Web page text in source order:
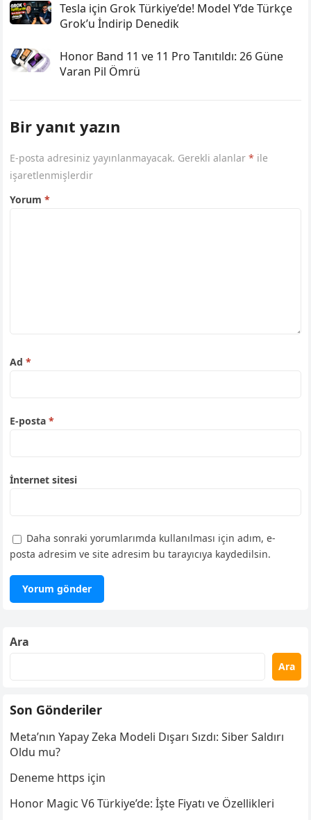
Tesla için Grok Türkiye’de! Model Y’de Türkçe
Grok’u İndirip Denedik
Honor Band 11 ve 11 Pro Tanıtıldı: 26 Güne
Varan Pil Ömrü
Bir yanıt yazın
E-posta adresiniz yayınlanmayacak. Gerekli alanlar* ile
işaretlenmişlerdir
Yorum*
Ad*
E-posta*
İnternet sitesi
Daha sonraki yorumlarımda kullanılması için adım, e-
posta adresim ve site adresim bu tarayıcıya kaydedilsin.
Ara
Ara
Son Gönderiler
Meta’nın Yapay Zeka Modeli Dışarı Sızdı: Siber Saldırı
Oldu mu?
Deneme https için
Honor Magic V6 Türkiye’de: İşte Fiyatı ve Özellikleri